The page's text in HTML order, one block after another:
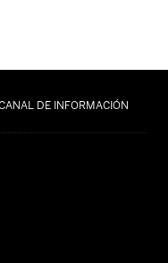
DE INFORMACIÓN